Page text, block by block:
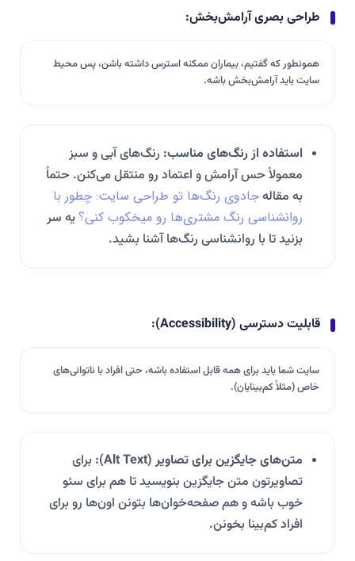
طراحی بصری آرامش‌بخش:
همونطور که گفتیم، بیماران ممکنه استرس داشته باشن، پس محیط
سایت باید آرامش‌بخش باشه.
استفاده از رنگ‌های مناسب: رنگ‌های آبی و سبز
معمولاً حس آرامش و اعتماد رو منتقل می‌کنن. حتماً
به مقالهجادوی رنگ‌ها تو طراحی سایت: چطور با
روانشناسی رنگ مشتری‌ها رو میخکوب کنی؟یه سر
بزنید تا با روانشناسی رنگ‌ها آشنا بشید.
قابلیت دسترسی (Accessibility):
سایت شما باید برای همه قابل استفاده باشه، حتی افراد با ناتوانی‌های
خاص (مثلاً کم‌بینایان).
متن‌های جایگزین برای تصاویر (Alt Text):
برای
تصاویرتون متن جایگزین بنویسید تا هم برای سئو
خوب باشه و هم صفحه‌خوان‌ها بتونن اون‌ها رو برای
افراد کم‌بینا بخونن.